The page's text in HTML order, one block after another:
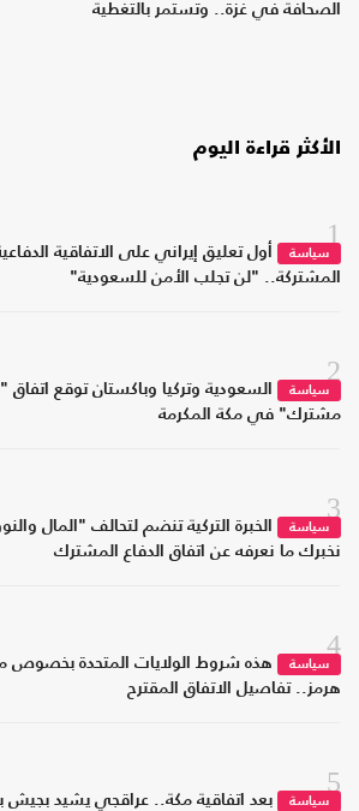
الصحافة في غزة.. وتستمر بالتغطية
الأكثر قراءة اليوم
1
سياسة
أول تعليق إيراني على الاتفاقية
المشتركة.. "لن تجلب الأمن للسعودية"
2
سياسة
السعودية وتركيا وباكستان توقع اتفاق
مشترك" في مكة المكرمة
3
سياسة
الخبرة التركية تنضم لتحالف "المال
نخبرك ما نعرفه عن اتفاق الدفاع المشترك
4
سياسة
هذه شروط الولايات المتحدة
هرمز.. تفاصيل الاتفاق المقترح
5
سياسة
بعد اتفاقية مكة.. عراقجي يشيد بجيش